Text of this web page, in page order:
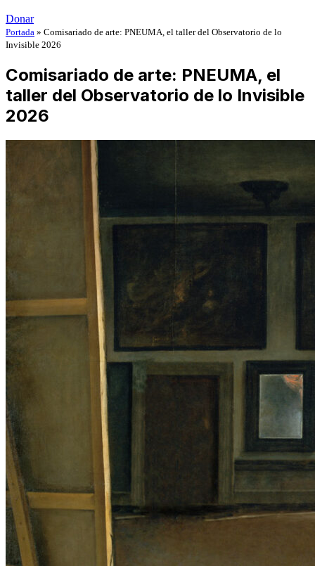
Donar
Portada » Comisariado de arte: PNEUMA, el taller del Observatorio de lo
Invisible 2026
Comisariado de arte: PNEUMA, el
taller del Observatorio de lo Invisible
2026